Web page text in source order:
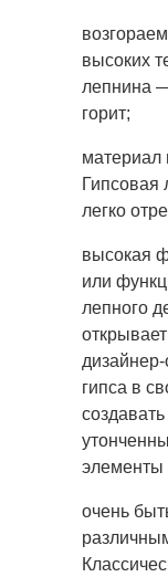
высоких
лепнина
горит;
материал
Гипсовая
легко
высокая
или
лепного
гипса в
элементы
очень